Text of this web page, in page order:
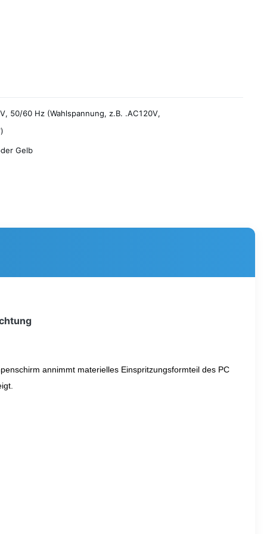
50/60 Hz (Wahlspannung, z.B. .AC120V,
Gelb
annimmt materielles Einspritzungsformteil des PC